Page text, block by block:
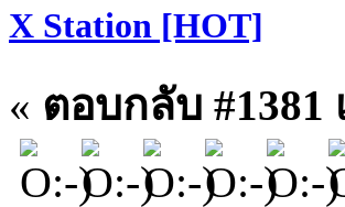
X Station [HOT]
« ตอบกลับ #1381